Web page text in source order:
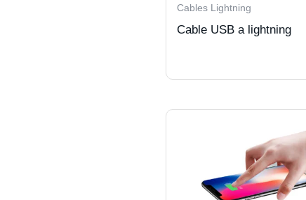
Cables Lightning
Cable USB a lightning